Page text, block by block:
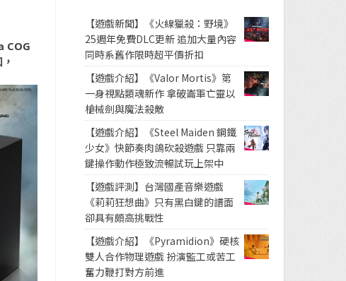
COG
【遊戲新聞】《火線獵殺：野境》
25週年免費DLC更新 追加大量內容
同時系舊作限時超平價折扣
【遊戲介紹】《Valor Mortis》第
一身視點類魂新作 拿破崙軍亡靈以
槍械劍與魔法殺敵
【遊戲介紹】《Steel Maiden 鋼鐵
少女》快節奏肉鴿砍殺遊戲 只靠兩
鍵操作動作極致流暢試玩上架中
【遊戲評測】台灣國產音樂遊戲
《莉莉狂想曲》只有黑白鍵的譜面
卻具有頗高挑戰性
【遊戲介紹】《Pyramidion》硬核
雙人合作物理遊戲 扮演監工或苦工
奮力鞭打對方前進